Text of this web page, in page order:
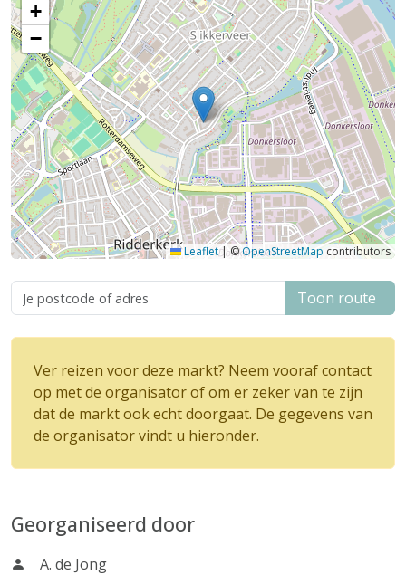
+
−
Leaflet|©OpenStreetMap contributors
Toon route
Ver reizen voor deze markt? Neem vooraf contact
op met de organisator of om er zeker van te zijn
dat de markt ook echt doorgaat. De gegevens van
de organisator vindt u hieronder.
Georganiseerd door
A. de Jong